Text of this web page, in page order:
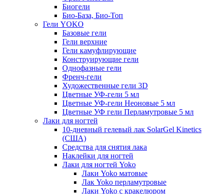
Биогели
Био-База, Био-Топ
Гели YOKO
Базовые гели
Гели верхние
Гели камуфлирующие
Конструирующие гели
Однофазные гели
Френч-гели
Художественные гели 3D
Цветные УФ-гели 5 мл
Цветные УФ-гели Неоновые 5 мл
Цветные УФ гели Перламутровые 5 мл
Лаки для ногтей
10-дневный гелевый лак SolarGel Kinetics
(США)
Средства для снятия лака
Наклейки для ногтей
Лаки для ногтей Yoko
Лаки Yoko матовые
Лак Yoko перламутровые
Лаки Yoko с кракелюром